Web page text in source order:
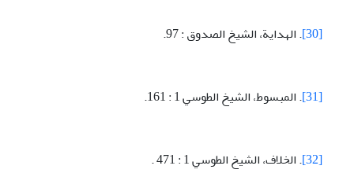
[30] . الهداية، الشيخ الصدوق : 97.
[31] . المبسوط، الشيخ الطوسي 1 : 161.
[32] . الخلاف، الشيخ الطوسي 1 : 471 .